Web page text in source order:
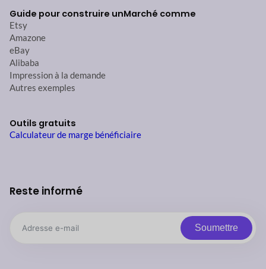
Guide pour construire unMarché comme
Etsy
Amazone
eBay
Alibaba
Impression à la demande
Autres exemples
Outils gratuits
Calculateur de marge bénéficiaire
Reste informé
Soumettre